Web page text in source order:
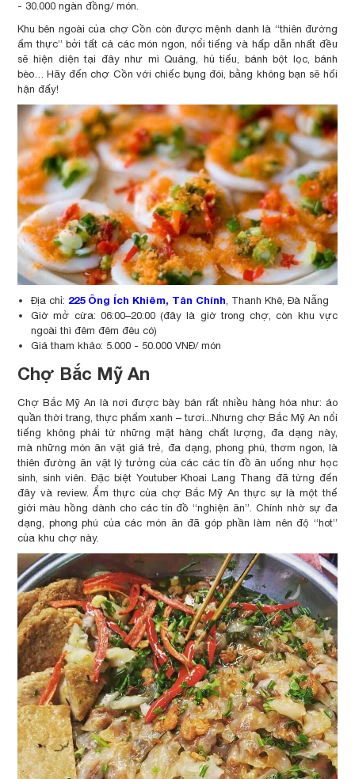
- 30.000 ngàn đồng/ món.
Khu bên ngoài của chợ Cồn còn được mệnh danh là “thiên đường
ẩm thực” bởi tất cả các món ngon, nổi tiếng và hấp dẫn nhất đều
sẽ hiện diện tại đây như mì Quảng, hủ tiếu, bánh bột lọc, bánh
bèo… Hãy đến chợ Cồn với chiếc bụng đói, bằng không bạn sẽ hối
hận đấy!
Địa chỉ: 225 Ông Ích Khiêm, Tân Chính , Thanh Khê, Đà Nẵng
Giờ mở cửa: 06:00–20:00 (đây là giờ trong chợ, còn khu vực
ngoài thì đêm đêm đêu có)
Giá tham khảo: 5.000 - 50.000 VNĐ/ món
Chợ Bắc Mỹ An
Chợ Bắc Mỹ An là nơi được bày bán rất nhiều hàng hóa như: áo
quần thời trang, thực phẩm xanh – tươi...Nhưng chợ Bắc Mỹ An nổi
tiếng không phải từ những mặt hàng chất lượng, đa dạng này,
mà những món ăn vặt giá trẻ, đa dạng, phong phú, thơm ngon, là
thiên đường ăn vặt lý tưởng của các các tín đồ ăn uống như học
sinh, sinh viên. Đặc biệt Youtuber Khoai Lang Thang đã từng đến
đây và review. Ẩm thực của chợ Bắc Mỹ An thực sự là một thế
giới màu hồng dành cho các tín đồ “nghiện ăn”. Chính nhờ sự đa
dạng, phong phú của các món ăn đã góp phần làm nên độ “hot”
của khu chợ này.